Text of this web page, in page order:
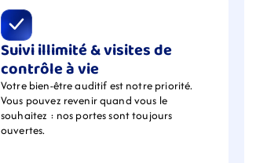
Suivi illimité & visites de
contrôle à vie
Votre bien-être auditif est notre priorité.
Vous pouvez revenir quand vous le
souhaitez : nos portes sont toujours
ouvertes.